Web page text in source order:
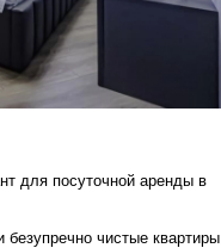
для посуточной аренды в
чистые квартиры